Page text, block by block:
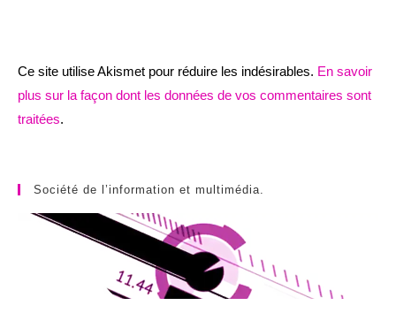
Ce site utilise Akismet pour réduire les indésirables. En savoir
plus sur la façon dont les données de vos commentaires sont
traitées.
Société de l’information et multimédia.